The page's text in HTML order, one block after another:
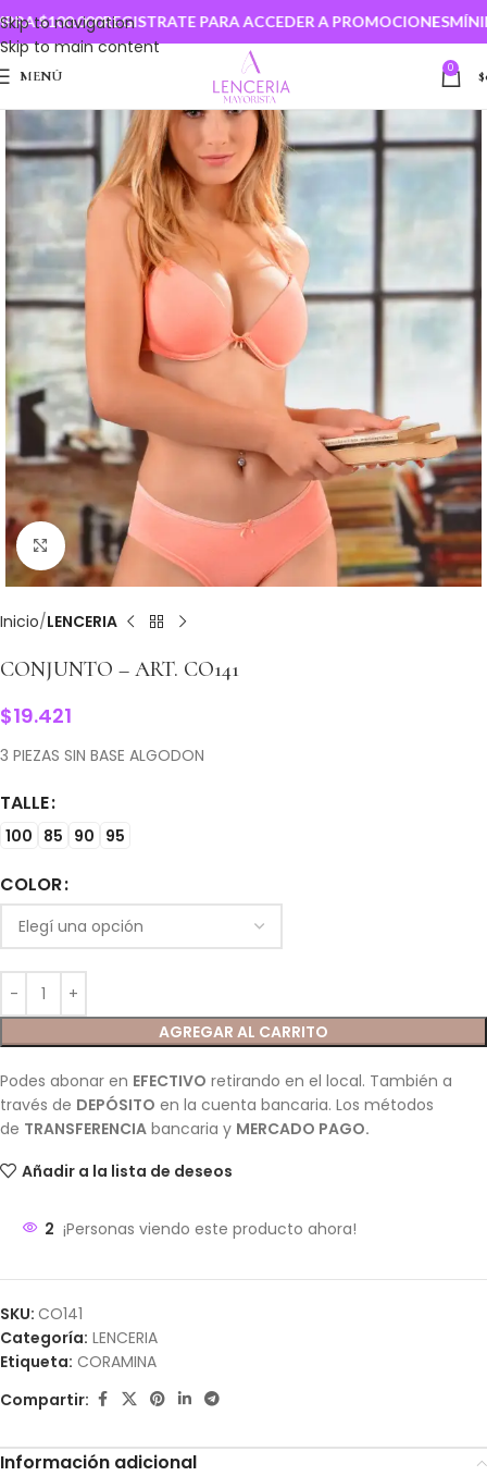
Skip to navigation
Skip to main content
$100.000REGISTRATE PARA ACCEDER A PROMOCIONES
MENÚ 0 $
Clic para ampliar
Inicio LENCERIA
CONJUNTO – ART. CO141
$19.421
3 PIEZAS SIN BASE ALGODON
TALLE
100 85 90 95
COLOR
AGREGAR AL CARRITO
Podes abonar en EFECTIVO retirando en el local. También a
través de DEPÓSITO en la cuenta bancaria. Los métodos
de TRANSFERENCIA bancaria y MERCADO PAGO.
Añadir a la lista de deseos
2 ¡Personas viendo este producto ahora!
SKU: CO141
Categoría: LENCERIA
Etiqueta: CORAMINA
Compartir:
Información adicional